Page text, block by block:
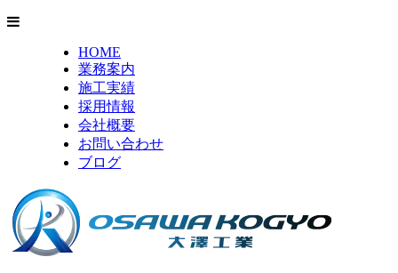
HOME
業務案内
施工実績
採用情報
会社概要
お問い合わせ
ブログ